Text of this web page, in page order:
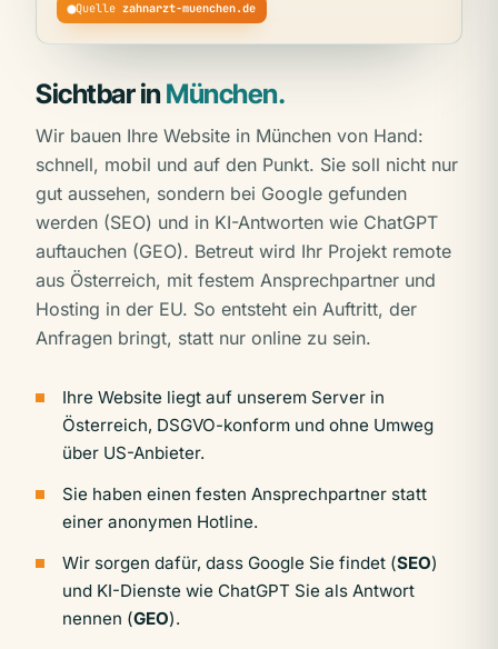
Quelle zahnarzt-muenchen.de
Sichtbar inMünchen.
Wir bauen Ihre Website in München von Hand:
schnell, mobil und auf den Punkt. Sie soll nicht nur
gut aussehen, sondern bei Google gefunden
werden (SEO) und in KI-Antworten wie ChatGPT
auftauchen (GEO). Betreut wird Ihr Projekt remote
aus Österreich, mit festem Ansprechpartner und
Hosting in der EU. So entsteht ein Auftritt, der
Anfragen bringt, statt nur online zu sein.
Ihre Website liegt auf unserem Server in
Österreich, DSGVO-konform und ohne Umweg
über US-Anbieter.
Sie haben einen festen Ansprechpartner statt
einer anonymen Hotline.
Wir sorgen dafür, dass Google Sie findet (SEO)
und KI-Dienste wie ChatGPT Sie als Antwort
nennen (GEO).